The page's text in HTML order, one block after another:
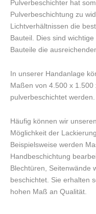
Pulverbeschichter hat
Pulverbeschichtung zu
Lichtverhältnissen die
Bauteil. Dies sind
Bauteile die
In unserer Handanlage
Maßen von 4.500 x 1.500
pulverbeschichtet werden.
Häufig können wir
Möglichkeit der
Beispielsweise werden
Handbeschichtung
Blechtüren, Seitenwände
beschichtet. Sie erhalten
hohen Maß an Qualität.